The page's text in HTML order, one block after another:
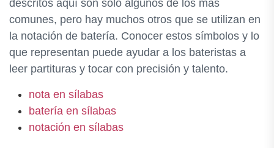
descritos aquí son solo algunos de los más
comunes, pero hay muchos otros que se utilizan en
la notación de batería. Conocer estos símbolos y lo
que representan puede ayudar a los bateristas a
leer partituras y tocar con precisión y talento.
nota en sílabas
batería en sílabas
notación en sílabas